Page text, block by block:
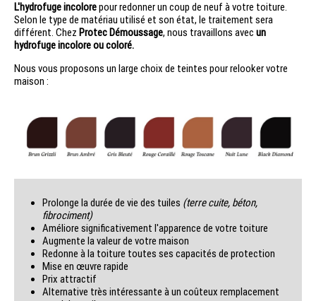
L'hydrofuge incolorepour redonner un coup de neuf à votre toiture.
Selon le type de matériau utilisé et son état, le traitement sera
différent. Chez Protec Démoussage, nous travaillons avec un
hydrofuge incolore ou coloré.
Nous vous proposons un large choix de teintes pour relooker votre
maison :
Prolonge la durée de vie des tuiles (terre cuite, béton,
fibrociment)
Améliore significativement l'apparence de votre toiture
Augmente la valeur de votre maison
Redonne à la toiture toutes ses capacités de protection
Mise en œuvre rapide
Prix attractif
Alternative très intéressante à un coûteux remplacement